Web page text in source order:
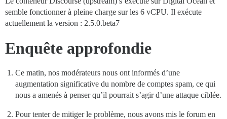
semble fonctionner à pleine charge sur les 6 vCPU. Il exécute
actuellement la version : 2.5.0.beta7
Enquête approfondie
Ce matin, nos modérateurs nous ont informés d’une
augmentation significative du nombre de comptes spam, ce qui
nous a amenés à penser qu’il pourrait s’agir d’une attaque ciblée.
Pour tenter de mitiger le problème, nous avons mis le forum en